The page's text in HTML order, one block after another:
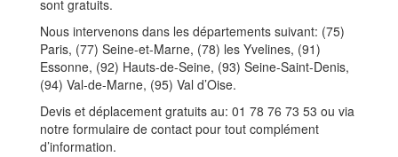
sont gratuits.
Nous intervenons dans les départements suivant: (75)
Paris, (77) Seine-et-Marne, (78) les Yvelines, (91)
Essonne, (92) Hauts-de-Seine, (93) Seine-Saint-Denis,
(94) Val-de-Marne, (95) Val d’Oise.
Devis et déplacement gratuits au: 01 78 76 73 53 ou via
notre formulaire de contact pour tout complément
d’information.